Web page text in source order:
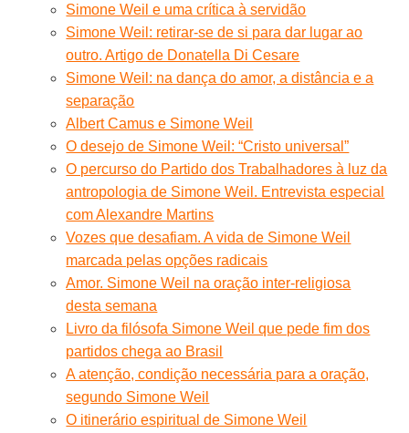
Simone Weil e uma crítica à servidão
Simone Weil: retirar-se de si para dar lugar ao
outro. Artigo de Donatella Di Cesare
Simone Weil: na dança do amor, a distância e a
separação
Albert Camus e Simone Weil
O desejo de Simone Weil: “Cristo universal”
O percurso do Partido dos Trabalhadores à luz da
antropologia de Simone Weil. Entrevista especial
com Alexandre Martins
Vozes que desafiam. A vida de Simone Weil
marcada pelas opções radicais
Amor. Simone Weil na oração inter-religiosa
desta semana
Livro da filósofa Simone Weil que pede fim dos
partidos chega ao Brasil
A atenção, condição necessária para a oração,
segundo Simone Weil
O itinerário espiritual de Simone Weil